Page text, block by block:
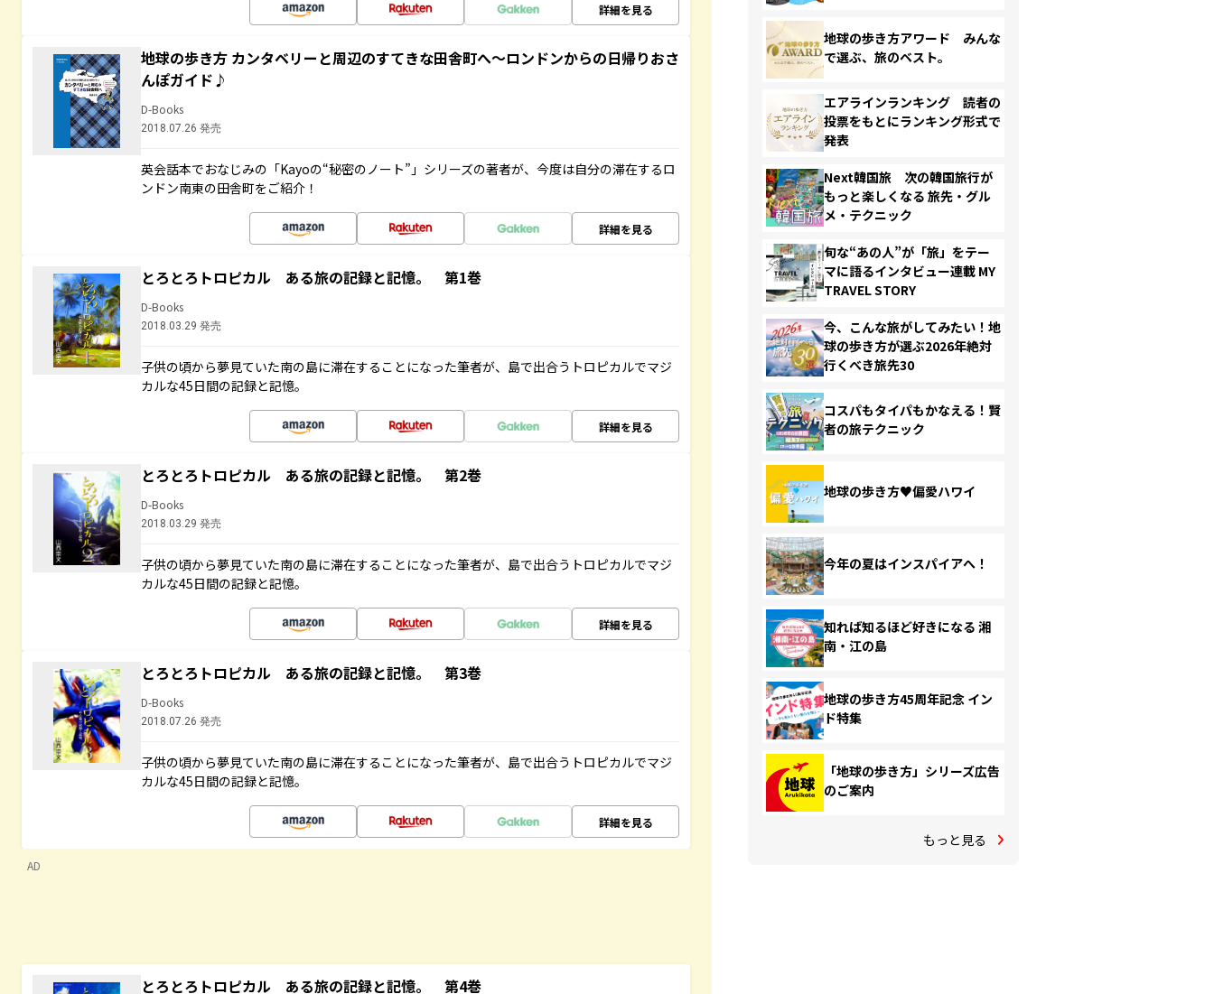
詳細を見る
地球の歩き方 カンタベリーと周辺のすてきな田舎町へ～ロンドンからの日帰りおさ
んぽガイド♪
D-Books
2018.07.26 発売
英会話本でおなじみの「Kayoの“秘密のノート”」シリーズの著者が、今度は自分の滞在するロ
ンドン南東の田舎町をご紹介！
詳細を見る
とろとろトロピカル ある旅の記録と記憶。 第1巻
D-Books
2018.03.29 発売
子供の頃から夢見ていた南の島に滞在することになった筆者が、島で出合うトロピカルでマジ
カルな45日間の記録と記憶。
詳細を見る
とろとろトロピカル ある旅の記録と記憶。 第2巻
D-Books
2018.03.29 発売
子供の頃から夢見ていた南の島に滞在することになった筆者が、島で出合うトロピカルでマジ
カルな45日間の記録と記憶。
詳細を見る
とろとろトロピカル ある旅の記録と記憶。 第3巻
D-Books
2018.07.26 発売
子供の頃から夢見ていた南の島に滞在することになった筆者が、島で出合うトロピカルでマジ
カルな45日間の記録と記憶。
詳細を見る
AD
とろとろトロピカル ある旅の記録と記憶。 第4巻
地球の歩き方アワード みんな
で選ぶ、旅のベスト。
エアラインランキング 読者の
投票をもとにランキング形式で
発表
Next韓国旅 次の韓国旅行が
もっと楽しくなる 旅先・グル
メ・テクニック
旬な“あの人”が「旅」をテー
マに語るインタビュー連載 MY
TRAVEL STORY
今、こんな旅がしてみたい！地
球の歩き方が選ぶ2026年絶対
行くべき旅先30
コスパもタイパもかなえる！賢
者の旅テクニック
地球の歩き方♥偏愛ハワイ
今年の夏はインスパイアへ！
知れば知るほど好きになる 湘
南・江の島
地球の歩き方45周年記念 イン
ド特集
「地球の歩き方」シリーズ広告
のご案内
もっと見る